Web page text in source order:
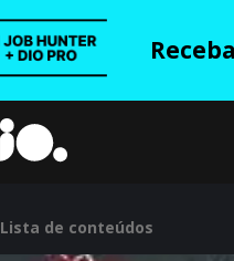
Lista de conteúdos